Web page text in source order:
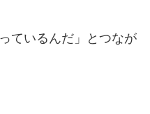
ているんだ」とつなが